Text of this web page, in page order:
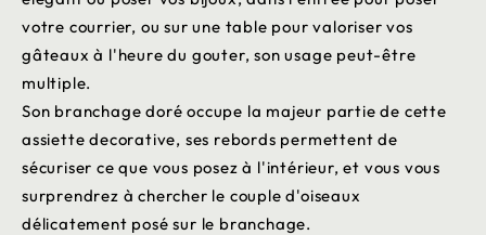
votre courrier, ou sur une table pour valoriser vos
gâteaux à l'heure du gouter, son usage peut-être
multiple.
Son branchage doré occupe la majeur partie de cette
assiette decorative, ses rebords permettent de
sécuriser ce que vous posez à l'intérieur, et vous vous
surprendrez à chercher le couple d'oiseaux
délicatement posé sur le branchage.